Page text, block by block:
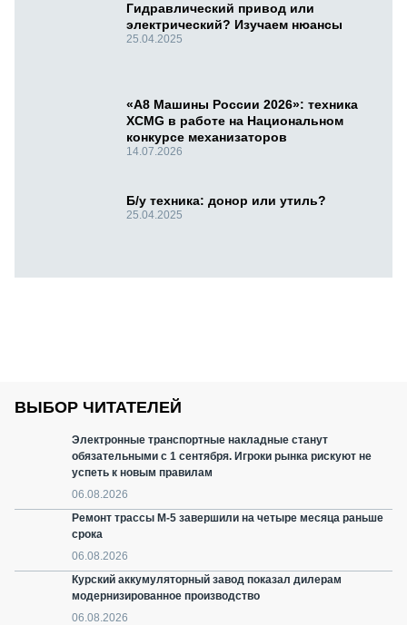
Гидравлический привод или
электрический? Изучаем нюансы
25.04.2025
«А8 Машины России 2026»: техника
XCMG в работе на Национальном
конкурсе механизаторов
14.07.2026
Б/у техника: донор или утиль?
25.04.2025
ВЫБОР ЧИТАТЕЛЕЙ
Электронные транспортные накладные станут
обязательными с 1 сентября. Игроки рынка рискуют не
успеть к новым правилам
06.08.2026
Ремонт трассы М-5 завершили на четыре месяца раньше
срока
06.08.2026
Курский аккумуляторный завод показал дилерам
модернизированное производство
06.08.2026